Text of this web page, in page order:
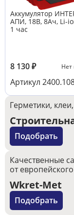
Аккумулятор
АПИ, 18В, 8Ач, Li-
1 час
8 130₽ Нет
Артикул
Герметики,
Подобрать
Качественные
от
Wkret-Met
Подобрать